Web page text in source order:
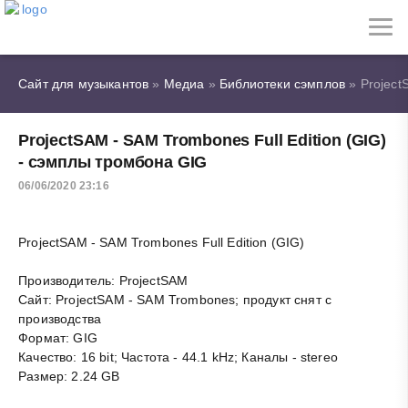
Сайт для музыкантов » Медиа » Библиотеки сэмплов »
ProjectSAM - SAM Trombones Full Edition (GIG)
- сэмплы тромбона GIG
06/06/2020 23:16
ProjectSAM - SAM Trombones Full Edition (GIG)
Производитель: ProjectSAM
Сайт: ProjectSAM - SAM Trombones; продукт снят с
производства
Формат: GIG
Качество: 16 bit; Частота - 44.1 kHz; Каналы - stereo
Размер: 2.24 GB